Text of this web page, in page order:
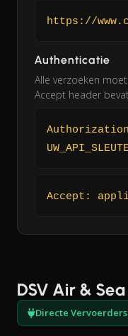
https://
Authenticatie
Alle verzoeken
Accept header
Accept:
DSV Air &
Directe Vervoerders